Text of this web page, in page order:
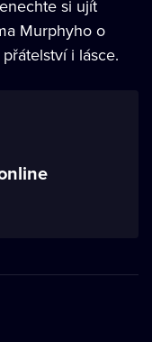
si ujít
Murphyho o
i lásce.